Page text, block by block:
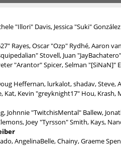
"Illori" Davis, Jessica "Suki"
Rayes, Oscar "Ozp" Rydhé, Aaron
Stovell, Juan
"Arantor" Spicer, Selman
Heffernan, lurkalot, shadav, Steve,
Kat, Kevin "greyknight17" Hou,
Johnnie "TwitchisMental" Ballew,
Joey "Tyrsson" Smith, Kays,
AngelinaBelle, Chainy, Graeme